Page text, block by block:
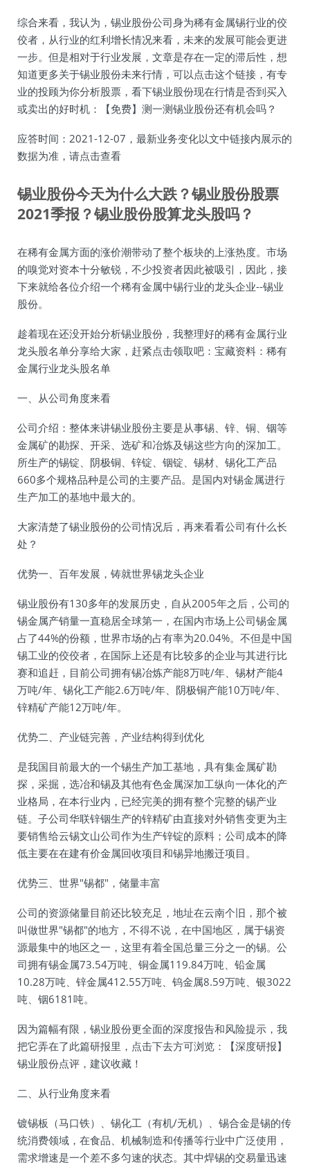
综合来看，我认为，锡业股份公司身为稀有金属锡行业的佼
佼者，从行业的红利增长情况来看，未来的发展可能会更进
一步。但是相对于行业发展，文章是存在一定的滞后性，想
知道更多关于锡业股份未来行情，可以点击这个链接，有专
业的投顾为你分析股票，看下锡业股份现在行情是否到买入
或卖出的好时机：【免费】测一测锡业股份还有机会吗？
应答时间：2021-12-07，最新业务变化以文中链接内展示的
数据为准，请点击查看
锡业股份今天为什么大跌？锡业股份股票
2021季报？锡业股份股算龙头股吗？
在稀有金属方面的涨价潮带动了整个板块的上涨热度。市场
的嗅觉对资本十分敏锐，不少投资者因此被吸引，因此，接
下来就给各位介绍一个稀有金属中锡行业的龙头企业--锡业
股份。
趁着现在还没开始分析锡业股份，我整理好的稀有金属行业
龙头股名单分享给大家，赶紧点击领取吧：宝藏资料：稀有
金属行业龙头股名单
一、从公司角度来看
公司介绍：整体来讲锡业股份主要是从事锡、锌、铜、铟等
金属矿的勘探、开采、选矿和冶炼及锡这些方向的深加工。
所生产的锡锭、阴极铜、锌锭、铟锭、锡材、锡化工产品
660多个规格品种是公司的主要产品。是国内对锡金属进行
生产加工的基地中最大的。
大家清楚了锡业股份的公司情况后，再来看看公司有什么长
处？
优势一、百年发展，铸就世界锡龙头企业
锡业股份有130多年的发展历史，自从2005年之后，公司的
锡金属产销量一直稳居全球第一，在国内市场上公司锡金属
占了44%的份额，世界市场的占有率为20.04%。不但是中国
锡工业的佼佼者，在国际上还是有比较多的企业与其进行比
赛和追赶，目前公司拥有锡冶炼产能8万吨/年、锡材产能4
万吨/年、锡化工产能2.6万吨/年、阴极铜产能10万吨/年、
锌精矿产能12万吨/年。
优势二、产业链完善，产业结构得到优化
是我国目前最大的一个锡生产加工基地，具有集金属矿勘
探，采掘，选冶和锡及其他有色金属深加工纵向一体化的产
业格局，在本行业内，已经完美的拥有整个完整的锡产业
链。子公司华联锌铟生产的锌精矿由直接对外销售变更为主
要销售给云锡文山公司作为生产锌锭的原料；公司成本的降
低主要在在建有价金属回收项目和锡异地搬迁项目。
优势三、世界"锡都"，储量丰富
公司的资源储量目前还比较充足，地址在云南个旧，那个被
叫做世界"锡都"的地方，不得不说，在中国地区，属于锡资
源最集中的地区之一，这里有着全国总量三分之一的锡。公
司拥有锡金属73.54万吨、铜金属119.84万吨、铅金属
10.28万吨、锌金属412.55万吨、钨金属8.59万吨、银3022
吨、铟6181吨。
因为篇幅有限，锡业股份更全面的深度报告和风险提示，我
把它弄在了此篇研报里，点击下去方可浏览：【深度研报】
锡业股份点评，建议收藏！
二、从行业角度来看
镀锡板（马口铁）、锡化工（有机/无机）、锡合金是锡的传
统消费领域，在食品、机械制造和传播等行业中广泛使用，
需求增速是一个差不多匀速的状态。其中焊锡的交易量迅速